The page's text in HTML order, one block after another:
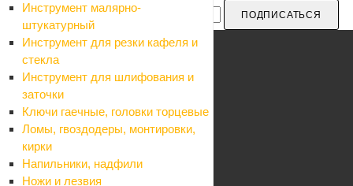
Инструмент малярно-
штукатурный
Инструмент для резки кафеля и
стекла
Инструмент для шлифования и
заточки
Ключи гаечные, головки торцевые
Ломы, гвоздодеры, монтировки,
кирки
Напильники, надфили
Ножи и лезвия
ПОДПИСАТЬСЯ
Каталог
Акции
Бренды
Блог
Компания
О компании